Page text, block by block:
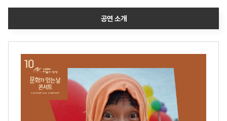
공연 소개